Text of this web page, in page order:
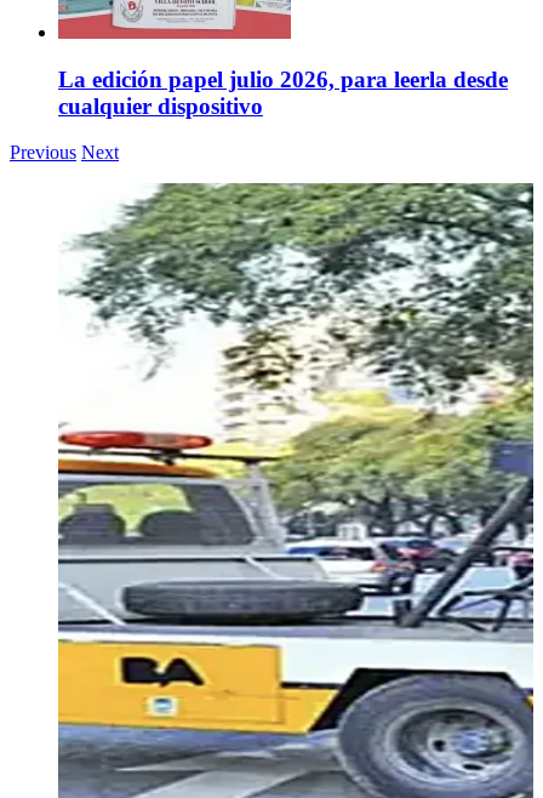
La edición papel julio 2026, para leerla desde
cualquier dispositivo
Previous Next